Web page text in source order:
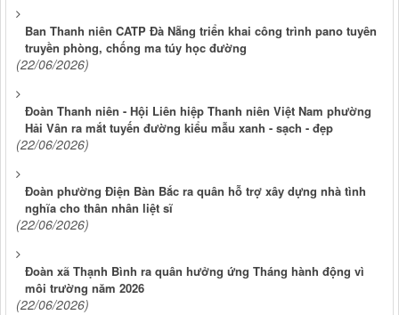
Ban Thanh niên CATP Đà Nẵng triển khai công trình pano tuyên
truyền phòng, chống ma túy học đường
(22/06/2026)
Đoàn Thanh niên - Hội Liên hiệp Thanh niên Việt Nam phường
Hải Vân ra mắt tuyến đường kiểu mẫu xanh - sạch - đẹp
(22/06/2026)
Đoàn phường Điện Bàn Bắc ra quân hỗ trợ xây dựng nhà tình
nghĩa cho thân nhân liệt sĩ
(22/06/2026)
Đoàn xã Thạnh Bình ra quân hưởng ứng Tháng hành động vì
môi trường năm 2026
(22/06/2026)